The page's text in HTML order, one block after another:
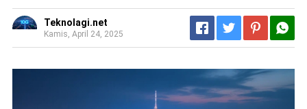
Teknolagi.net
Kamis, April 24, 2025